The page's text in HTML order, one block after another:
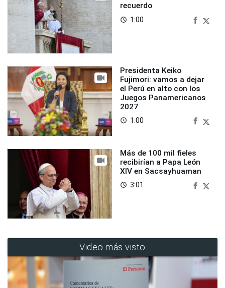
recuerdo
access_time 1:00
Presidenta Keiko
Fujimori: vamos a dejar
el Perú en alto con los
Juegos Panamericanos
2027
access_time 1:00
Más de 100 mil fieles
recibirían a Papa León
XIV en Sacsayhuaman
access_time 3:01
Video más visto